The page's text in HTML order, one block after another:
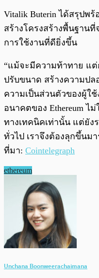
Vitalik Buterin ได้สรุปพ
สร้างโครงสร้างพื้นฐาน
การใช้งานที่ดียิ่งขึ้น
“แม้จะมีความท้าทาย แต่
ปรับขนาด สร้างความปล
ความเป็นส่วนตัวของผู้ใ
อนาคตของ Ethereum ไ
ทางเทคนิคเท่านั้น แต่ยัง
ทั่วไป เราจึงต้องลุกขึ้นม
ที่มา: Cointelegraph
ethereum
Unchana Boonweerachaimana